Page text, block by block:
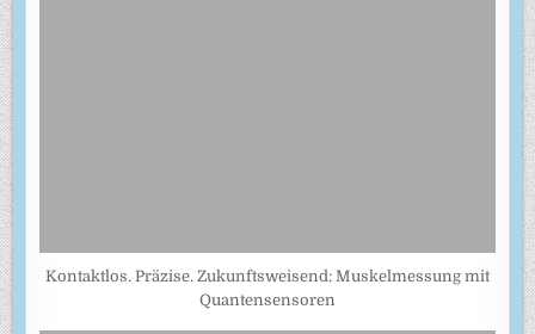
Kontaktlos. Präzise. Zukunftsweisend: Muskelmessung mit
Quantensensoren